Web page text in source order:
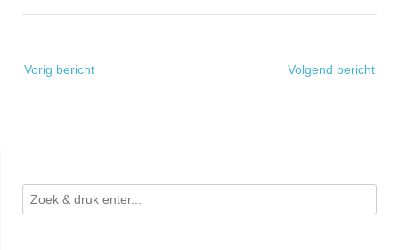
navigatie
Vorig bericht Volgend bericht